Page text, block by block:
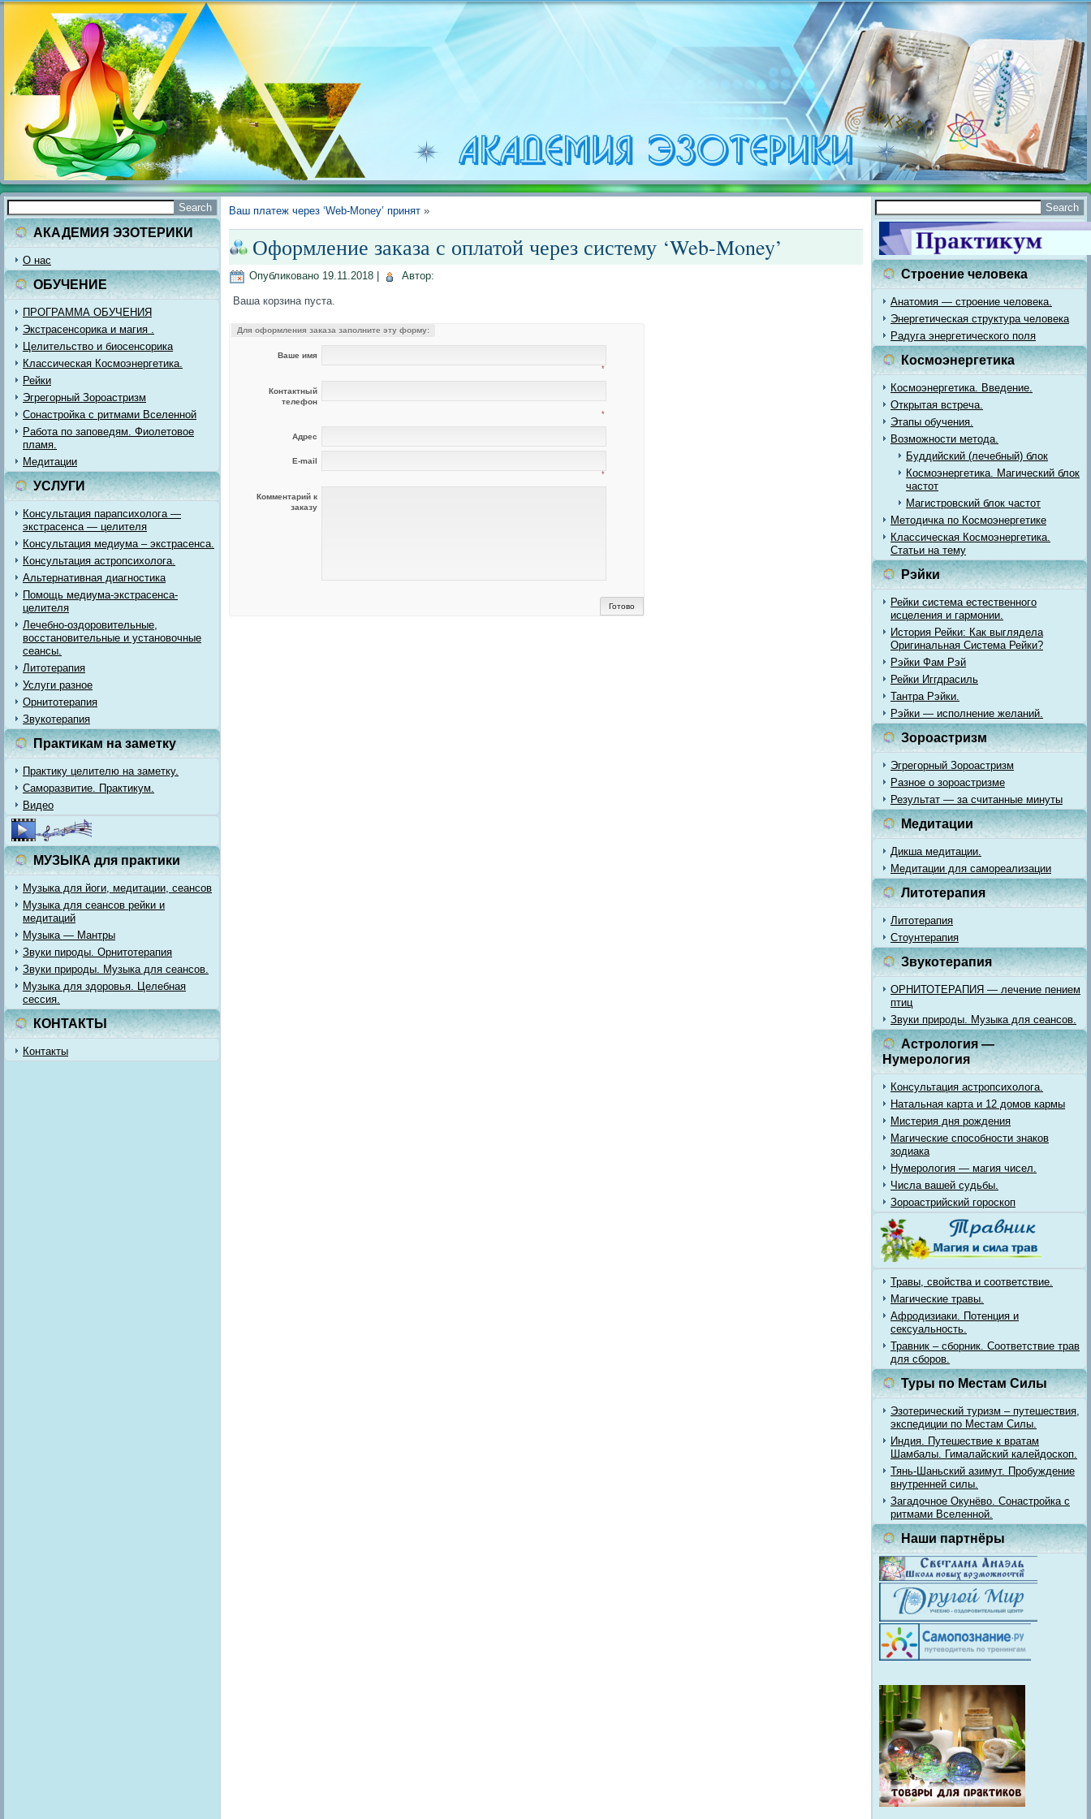
АКАДЕМИЯ ЭЗОТЕРИКИ
О нас
ОБУЧЕНИЕ
ПРОГРАММА ОБУЧЕНИЯ
Экстрасенсорика и магия .
Целительство и биосенсорика
Классическая Космоэнергетика.
Рейки
Эгрегорный Зороастризм
Сонастройка с ритмами Вселенной
Работа по заповедям. Фиолетовое
пламя.
Медитации
УСЛУГИ
Консультация парапсихолога —
экстрасенса — целителя
Консультация медиума – экстрасенса.
Консультация астропсихолога.
Альтернативная диагностика
Помощь медиума-экстрасенса-
целителя
Лечебно-оздоровительные,
восстановительные и установочные
сеансы.
Литотерапия
Услуги разное
Орнитотерапия
Звукотерапия
Практикам на заметку
Практику целителю на заметку.
Саморазвитие. Практикум.
Видео
МУЗЫКА для практики
Музыка для йоги, медитации, сеансов
Музыка для сеансов рейки и
медитаций
Музыка — Мантры
Звуки пироды. Орнитотерапия
Звуки природы. Музыка для сеансов.
Музыка для здоровья. Целебная
сессия.
КОНТАКТЫ
Контакты
Ваш платеж через ‘Web-Money’ принят »
Оформление заказа с оплатой через систему ‘Web-Money’
Опубликовано 19.11.2018 Автор:
Ваша корзина пуста.
Для оформления заказа заполните эту форму:
Ваше имя
*
Контактный
телефон
*
Адрес
E-mail
*
Комментарий к
заказу
Строение человека
Анатомия — строение человека.
Энергетическая структура человека
Радуга энергетического поля
Космоэнергетика
Космоэнергетика. Введение.
Открытая встреча.
Этапы обучения.
Возможности метода.
Буддийский (лечебный) блок
Космоэнергетика. Магический блок
частот
Магистровский блок частот
Методичка по Космоэнергетике
Классическая Космоэнергетика.
Статьи на тему
Рэйки
Рейки система естественного
исцеления и гармонии.
История Рейки: Как выглядела
Оригинальная Система Рейки?
Рэйки Фам Рэй
Рейки Иггдрасиль
Тантра Рэйки.
Рэйки — исполнение желаний.
Зороастризм
Эгрегорный Зороастризм
Разное о зороастризме
Результат — за считанные минуты
Медитации
Дикша медитации.
Медитации для самореализации
Литотерапия
Литотерапия
Стоунтерапия
Звукотерапия
ОРНИТОТЕРАПИЯ — лечение пением
птиц
Звуки природы. Музыка для сеансов.
Астрология —
Нумерология
Консультация астропсихолога.
Натальная карта и 12 домов кармы
Мистерия дня рождения
Магические способности знаков
зодиака
Нумерология — магия чисел.
Числа вашей судьбы.
Зороастрийский гороскоп
Травы, свойства и соответствие.
Магические травы.
Афродизиаки. Потенция и
сексуальность.
Травник – сборник. Соответствие трав
для сборов.
Туры по Местам Силы
Эзотерический туризм – путешествия,
экспедиции по Местам Силы.
Индия. Путешествие к вратам
Шамбалы. Гималайский калейдоскоп.
Тянь-Шаньский азимут. Пробуждение
внутренней силы.
Загадочное Окунёво. Сонастройка с
ритмами Вселенной.
Наши партнёры